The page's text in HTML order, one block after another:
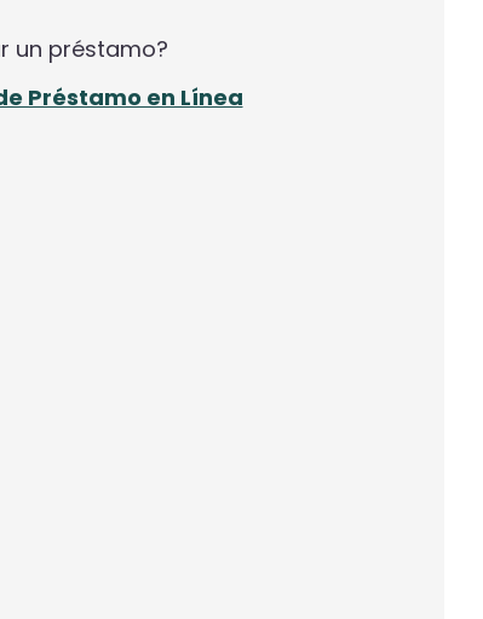
un préstamo?
Préstamo en Línea